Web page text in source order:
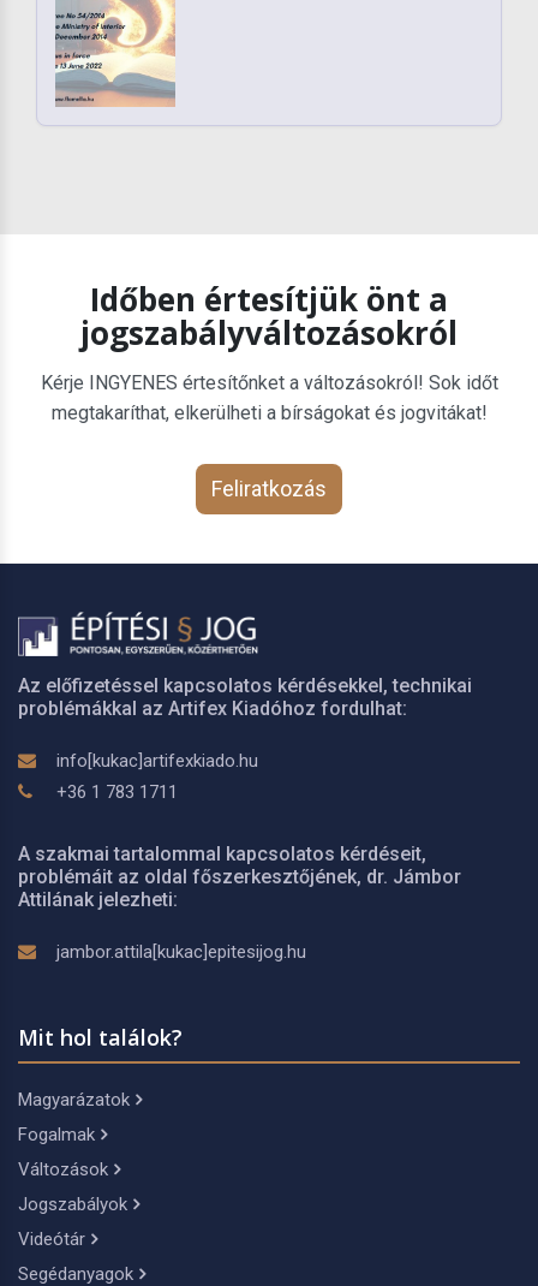
Időben értesítjük önt a
jogszabályváltozásokról
Kérje INGYENES értesítőnket a változásokról! Sok időt
megtakaríthat, elkerülheti a bírságokat és jogvitákat!
Feliratkozás
Az előfizetéssel kapcsolatos kérdésekkel, technikai
problémákkal az Artifex Kiadóhoz fordulhat:
info[kukac]artifexkiado.hu
+36 1 783 1711
A szakmai tartalommal kapcsolatos kérdéseit,
problémáit az oldal főszerkesztőjének, dr. Jámbor
Attilának jelezheti:
jambor.attila[kukac]epitesijog.hu
Mit hol találok?
Magyarázatok
Fogalmak
Változások
Jogszabályok
Videótár
Segédanyagok